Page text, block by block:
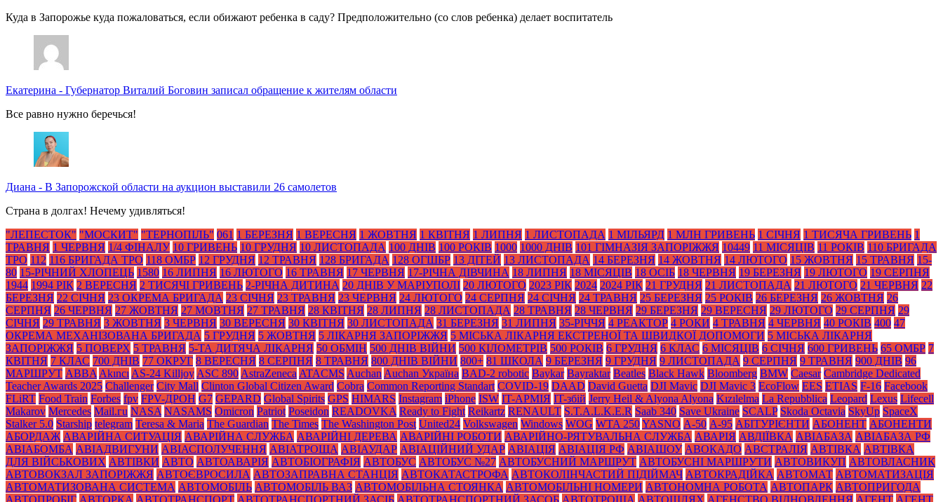
Куда в Запорожье куда пожаловаться, если обижают ребенка в саду? Предположительно (со слов ребенка) делает воспитатель
Екатерина - Губернатор Виталий Боговин записал обращение к жителям области
Все равно нужно беречься!
Диана - В Запорожской области на аукцион выставили 26 самолетов
Страна в долгах! Нечему удивляться!
"ЛЕПЕСТОК" "МОСКИТ" "ТЕРНОПІЛЬ" 061 1 БЕРЕЗНЯ 1 ВЕРЕСНЯ 1 ЖОВТНЯ 1 КВІТНЯ 1 ЛИПНЯ 1 ЛИСТОПАДА 1 МІЛЬЯРД 1 МЛН ГРИВЕНЬ 1 СІЧНЯ 1 ТИСЯЧА ГРИВЕНЬ 1
ТРАВНЯ 1 ЧЕРВНЯ 1/4 ФІНАЛУ 10 ГРИВЕНЬ 10 ГРУДНЯ 10 ЛИСТОПАДА 100 ДНІВ 100 РОКІВ 1000 1000 ДНІВ 101 ГІМНАЗІЯ ЗАПОРІЖЖЯ 10449 11 МІСЯЦІВ 11 РОКІВ 110 БРИГАДА
ТРО 112 116 БРИГАДА ТРО 118 ОМБР 12 ГРУДНЯ 12 ТРАВНЯ 128 БРИГАДА 128 ОГШБР 13 ДІТЕЙ 13 ЛИСТОПАДА 14 БЕРЕЗНЯ 14 ЖОВТНЯ 14 ЛЮТОГО 15 ЖОВТНЯ 15 ТРАВНЯ 15-
80 15-РІЧНИЙ ХЛОПЕЦЬ 1580 16 ЛИПНЯ 16 ЛЮТОГО 16 ТРАВНЯ 17 ЧЕРВНЯ 17-РІЧНА ДІВЧИНА 18 ЛИПНЯ 18 МІСЯЦІВ 18 ОСІБ 18 ЧЕРВНЯ 19 БЕРЕЗНЯ 19 ЛЮТОГО 19 СЕРПНЯ
1944 1994 РІК 2 ВЕРЕСНЯ 2 ТИСЯЧІ ГРИВЕНЬ 2-РІЧНА ДИТИНА 20 ДНІВ У МАРІУПОЛІ 20 ЛЮТОГО 2023 РІК 2024 2024 РІК 21 ГРУДНЯ 21 ЛИСТОПАДА 21 ЛЮТОГО 21 ЧЕРВНЯ 22
БЕРЕЗНЯ 22 СІЧНЯ 23 ОКРЕМА БРИГАДА 23 СІЧНЯ 23 ТРАВНЯ 23 ЧЕРВНЯ 24 ЛЮТОГО 24 СЕРПНЯ 24 СІЧНЯ 24 ТРАВНЯ 25 БЕРЕЗНЯ 25 РОКІВ 26 БЕРЕЗНЯ 26 ЖОВТНЯ 26
СЕРПНЯ 26 ЧЕРВНЯ 27 ЖОВТНЯ 27 МОВТНЯ 27 ТРАВНЯ 28 КВІТНЯ 28 ЛИПНЯ 28 ЛИСТОПАДА 28 ТРАВНЯ 28 ЧЕРВНЯ 29 БЕРЕЗНЯ 29 ВЕРЕСНЯ 29 ЛЮТОГО 29 СЕРПНЯ 29
СІЧНЯ 29 ТРАВНЯ 3 ЖОВТНЯ 3 ЧЕРВНЯ 30 ВЕРЕСНЯ 30 КВІТНЯ 30 ЛИСТОПАДА 31 БЕРЕЗНЯ 31 ЛИПНЯ 35-РІЧЧЯ 4 РЕАКТОР 4 РОКИ 4 ТРАВНЯ 4 ЧЕРВНЯ 40 РОКІВ 400 47
ОКРЕМА МЕХАНІЗОВАНА БРИГАДА 5 ГРУДНЯ 5 ЖОВТНЯ 5 ЛІКАРНЯ ЗАПОРІЖЖЯ 5 МІСЬКА ЛІКАРНЯ ЕКСТРЕНОЇ ТА ШВИДКОЇ ДОПОМОГИ 5 МІСЬКА ЛІКАРНЯ
ЗАПОРІЖЖЯ 5 ПОВЕРХ 5 ТРАВНЯ 5-ТА ДИТЯЧА ЛІКАРНЯ 50 ОБМІН 500 ДНІВ ВІЙНИ 500 КІЛОМЕТРІВ 500 РОКІВ 6 ГРУДНЯ 6 КЛАС 6 МІСЯЦІВ 6 СІЧНЯ 600 ГРИВЕНЬ 65 ОМБР 7
КВІТНЯ 7 КЛАС 700 ДНІВ 77 ОКРУГ 8 ВЕРЕСНЯ 8 СЕРПНЯ 8 ТРАВНЯ 800 ДНІВ ВІЙНИ 800+ 81 ШКОЛА 9 БЕРЕЗНЯ 9 ГРУДНЯ 9 ЛИСТОПАДА 9 СЕРПНЯ 9 ТРАВНЯ 900 ДНІВ 96
МАРШРУТ ABBA Akıncı AS-24 Killjoy ASC 890 AstraZeneca ATACMS Auchan Auchan Україна BAD-2 robotic Baykar Bayraktar Beatles Black Нawk Bloomberg BMW Caesar Cambridge Dedicated
Teacher Awards 2025 Challenger City Mall Clinton Global Citizen Award Cobra Common Reporting Standart COVID-19 DAAD David Guetta DJI Mavic DJI Mavic 3 EcoFlow EES ETIAS F-16 Facebook
FLiRT Food Train Forbes fpv FPV-ДРОН G7 GEPARD Global Spirits GPS HIMARS Instagram iPhone ISW IT-АРМІЯ IT-збій Jerry Heil & Alyona Alyona Kızılelma La Repubblica Leopard Lexus Lifecell
Makarov Mercedes Mаil.гu NASA NASAMS Omicron Patriot Poseidon READOVKA Ready to Fight Reikartz RENAULT S.T.A.L.K.E.R Saab 340 Save Ukraine SCALP Skoda Octavia SkyUp SpaceX
Stalker 5.0 Starship telegram Teresa & Maria The Guardian The Times The Washington Post United24 Volkswagen Windows WOG WTA 250YASNO А-50 А-95 АБІТУРІЄНТИ АБОНЕНТ АБОНЕНТИ
АБОРДАЖ АВАРІЙНА СИТУАЦІЯ АВАРІЙНА СЛУЖБА АВАРІЙНІ ДЕРЕВА АВАРІЙНІ РОБОТИ АВАРІЙНО-РЯТУВАЛЬНА СЛУЖБА АВАРІЯ АВДІЇВКА АВІАБАЗА АВІАБАЗА РФ
АВІАБОМБА АВІАДВИГУНИ АВІАСПОЛУЧЕННЯ АВІАТРОЩА АВІАУДАР АВІАЦІЙНИЙ УДАР АВІАЦІЯ АВІАЦІЯ РФ АВІАШОУ АВОКАДО АВСТРАЛІЯ АВТІВКА АВТІВКА
ДЛЯ ВІЙСЬКОВИХ АВТІВКИ АВТО АВТОАВАРІЯ АВТОБІОГРАФІЯ АВТОБУС АВТОБУС №27 АВТОБУСНИЙ МАРШРУТ АВТОБУСНІ МАРШРУТИ АВТОВИКУП АВТОВЛАСНИК
АВТОВОКЗАЛ ЗАПОРІЖЖЯ АВТОЄВРОСИЛА АВТОЗАПРАВНА СТАНЦІЯ АВТОКАТАСТРОФА АВТОКОЛІНЧАСТИЙ ПІДІЙМАЧ АВТОКРАДІЙКА АВТОМАТ АВТОМАТИЗАЦІЯ
АВТОМАТИЗОВАНА СИСТЕМА АВТОМОБІЛЬ АВТОМОБІЛЬ ВАЗ АВТОМОБІЛЬНА СТОЯНКА АВТОМОБІЛЬНІ НОМЕРИ АВТОНОМНА РОБОТА АВТОПАРК АВТОПРИГОДА
АВТОПРОБІГ АВТОРКА АВТОТРАНСПОРТ АВТОТРАНСПОРТНИЙ ЗАСІБ АВТОТРАНСПОРТНИЙ ЗАСОБ АВТОТРОЩА АВТОШЛЯХ АГЕНСТВО ВІДНОВЛЕННЯ АГЕНТ АГЕНТ